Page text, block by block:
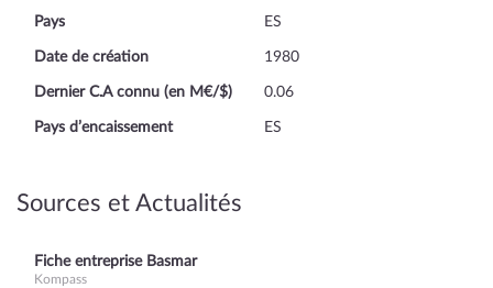
Pays ES
Date de création 1980
Dernier C.A connu (en M€/$) 0.06
Pays d’encaissement ES
Sources et Actualités
Fiche entreprise Basmar
Kompass